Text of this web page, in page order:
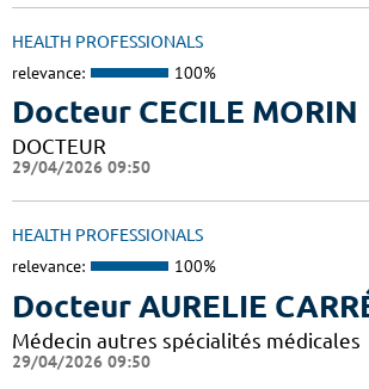
HEALTH PROFESSIONALS
relevance: 100%
Docteur CECILE MORIN
DOCTEUR
29/04/2026 09:50
HEALTH PROFESSIONALS
relevance: 100%
Docteur AURELIE
Médecin autres spécialités médicales
29/04/2026 09:50